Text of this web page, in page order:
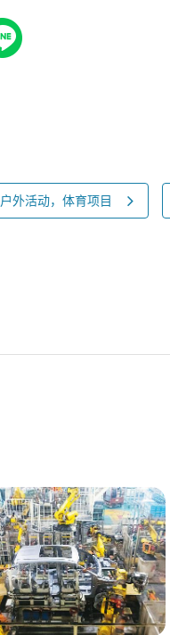
户外活动，体育项目